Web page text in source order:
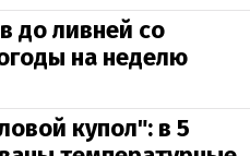
до ливней со
на неделю
купол": в 5